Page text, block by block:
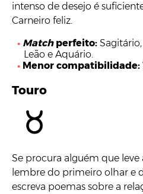
intenso de desejo é
Carneiro feliz.
Matchperfeito:
Leão e Aquário.
Menor compatibilidade:
Touro
Se procura alguém que leve
lembre do primeiro olhar e
escreva poemas sobre a